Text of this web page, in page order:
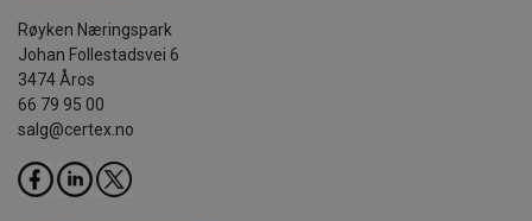
Røyken Næringspark
Johan Follestadsvei 6
3474 Åros
66 79 95 00
salg@certex.no